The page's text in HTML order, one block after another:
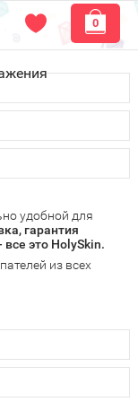
0
России.
России или
пункте
ужена
бесплатную
в Вашем городе
способом:
и другими
удобной для
гарантия
все это HolySkin.
из всех
по работе
рассказать о